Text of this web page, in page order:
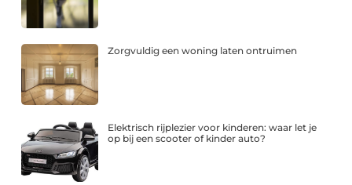
Zorgvuldig een woning laten ontruimen
Elektrisch rijplezier voor kinderen: waar let je
op bij een scooter of kinder auto?